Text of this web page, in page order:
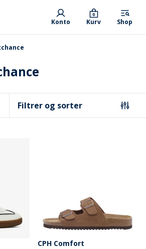
Konto Kurv
0
Shop
Filtrer og sorter
CPH Comfort